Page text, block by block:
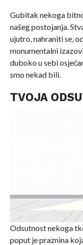
Gubitak nekoga
našeg postojanja.
ujutro, nahraniti se,
monumentalni
duboko u sebi
smo nekad bili.
TVOJA
Odsutnost nekoga
poput je praznina